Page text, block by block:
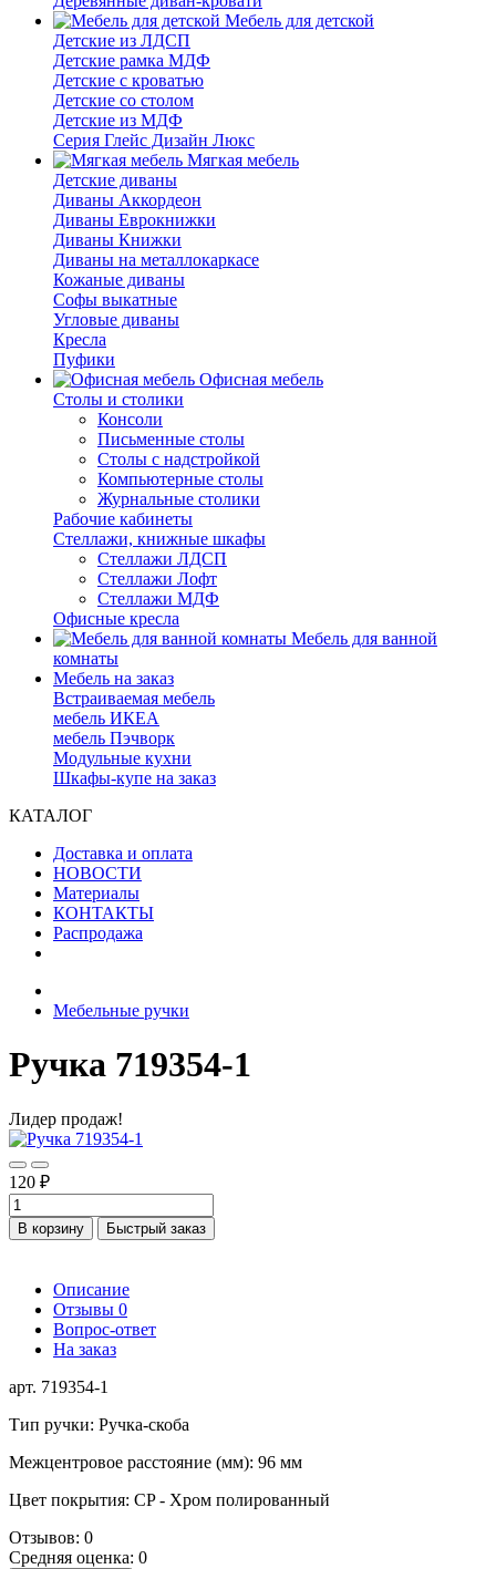
Мебель для детской
Детские из ЛДСП
Детские рамка МДФ
Детские с кроватью
Детские со столом
Детские из МДФ
Серия Глейс Дизайн Люкс
Мягкая мебель
Детские диваны
Диваны Аккордеон
Диваны Еврокнижки
Диваны Книжки
Диваны на металлокаркасе
Кожаные диваны
Софы выкатные
Угловые диваны
Кресла
Пуфики
Офисная мебель
Столы и столики
Консоли
Письменные столы
Столы с надстройкой
Компьютерные столы
Журнальные столики
Рабочие кабинеты
Стеллажи, книжные шкафы
Стеллажи ЛДСП
Стеллажи Лофт
Стеллажи МДФ
Офисные кресла
Мебель для ванной
комнаты
Мебель на заказ
Встраиваемая мебель
мебель ИКЕА
мебель Пэчворк
Модульные кухни
Шкафы-купе на заказ
КАТАЛОГ
Доставка и оплата
НОВОСТИ
Материалы
КОНТАКТЫ
Распродажа
Мебельные ручки
Ручка 719354-1
Лидер продаж!
120 ₽
В корзину Быстрый заказ
Описание
Отзывы 0
Вопрос-ответ
На заказ
арт. 719354-1
Тип ручки: Ручка-скоба
Межцентровое расстояние (мм): 96 мм
Цвет покрытия: CP - Хром полированный
Отзывов: 0
Средняя оценка: 0